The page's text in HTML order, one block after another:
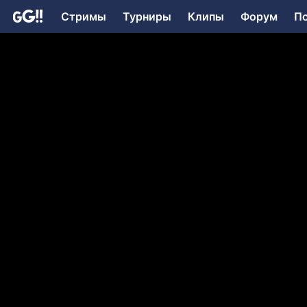
Стримы Турниры Клипы Форум